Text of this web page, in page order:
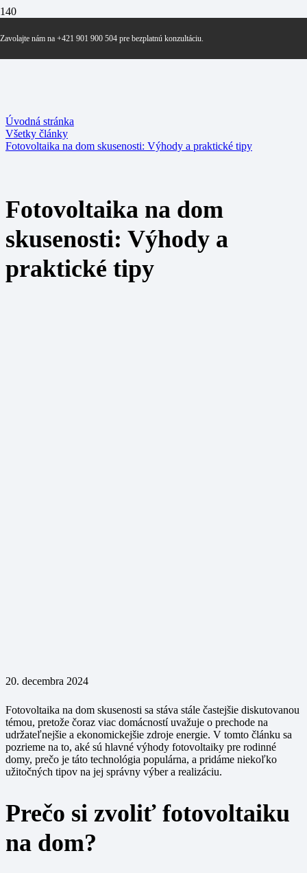
Zavolajte nám na +421 901 900 504 pre bezplatnú konzultáciu.
Úvodná stránka
Všetky články
Fotovoltaika na dom skusenosti: Výhody a praktické tipy
Fotovoltaika na dom
skusenosti: Výhody a
praktické tipy
20. decembra 2024
Fotovoltaika na dom skusenosti sa stáva stále častejšie diskutovanou
témou, pretože čoraz viac domácností uvažuje o prechode na
udržateľnejšie a ekonomickejšie zdroje energie. V tomto článku sa
pozrieme na to, aké sú hlavné výhody fotovoltaiky pre rodinné
domy, prečo je táto technológia populárna, a pridáme niekoľko
užitočných tipov na jej správny výber a realizáciu.
Prečo si zvoliť fotovoltaiku
na dom?